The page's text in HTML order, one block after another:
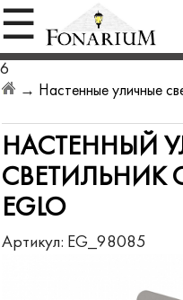
☰
6
→ Настенные уличные
НАСТЕННЫЙ
СВЕТИЛЬНИК
EGLO
Артикул: EG_98085